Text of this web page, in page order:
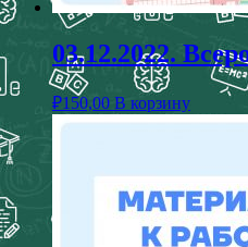
03.12.2022.
₽150,00 В корзину